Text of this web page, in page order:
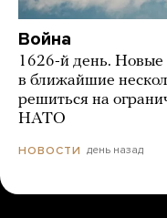
Война
1626-й день.
в ближайшие
решиться на
НАТО
НОВОСТИ день назад